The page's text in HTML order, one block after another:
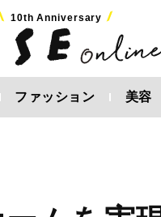
10th Anniversary
ファッション 美容